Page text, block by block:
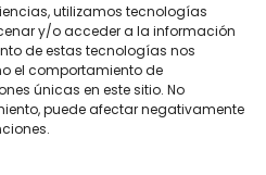
utilizamos tecnologías
y/o acceder a la información
de estas tecnologías nos
el comportamiento de
únicas en este sitio. No
puede afectar negativamente
Ref: S20